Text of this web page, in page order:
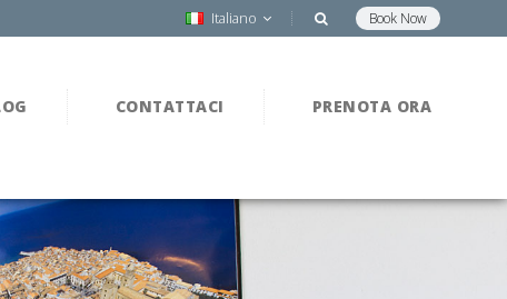
Book Now
Italiano
CONTATTACI PRENOTA ORA